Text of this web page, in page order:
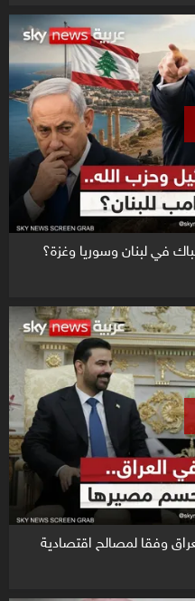
في لبنان وسوريا وغزة؟
وفقا لمصالح اقتصادية